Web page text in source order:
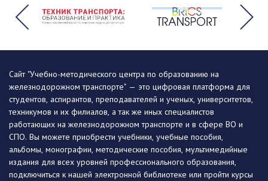
Сайт "Учебно-методического центра по образованию на
железнодорожном транспорте" — это цифровая платформа для
студентов, аспирантов, преподавателей и ученых, университетов,
техникумов и их филиалов, а так же иных специалистов
работающих на железнодорожном транспорте и в сфере ВО и
СПО. Вы можете приобрести учебники, учебные пособия,
альбомы, монографии, методические пособия, мультимедийные
издания для всех уровней профессионального образования,
подключиться к нашей электронной библиотеке или пройти курсы